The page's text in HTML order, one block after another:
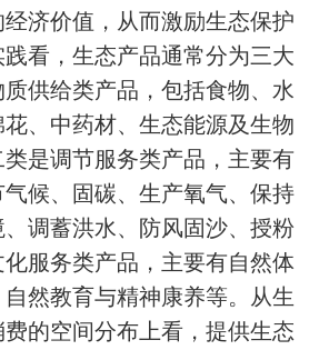
济价值，从而激励生态保护
看，生态产品通常分为三大
供给类产品，包括食物、水
、中药材、生态能源及生物
是调节服务类产品，主要有
候、固碳、生产氧气、保持
调蓄洪水、防风固沙、授粉
服务类产品，主要有自然体
然教育与精神康养等。从生
的空间分布上看，提供生态